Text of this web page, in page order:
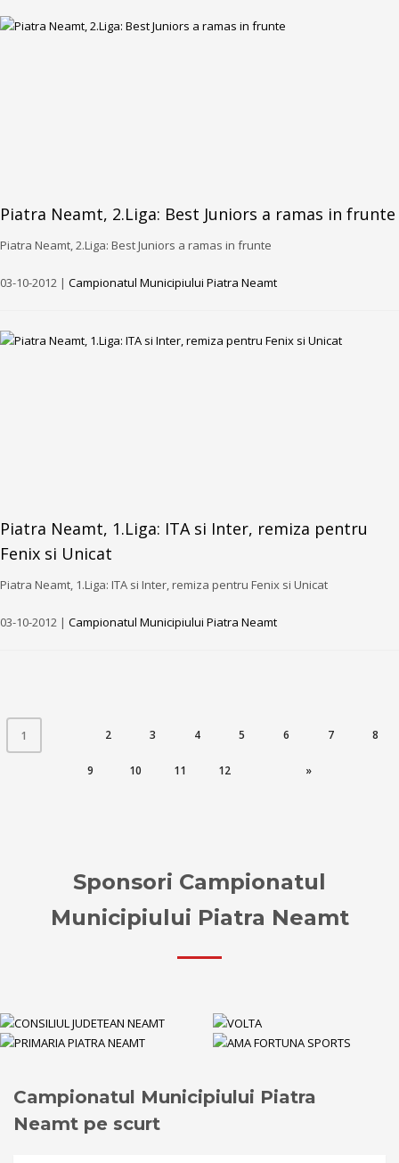
Piatra Neamt, 2.Liga: Best Juniors a ramas in frunte
Piatra Neamt, 2.Liga: Best Juniors a ramas in frunte
03-10-2012 | Campionatul Municipiului Piatra Neamt
Piatra Neamt, 1.Liga: ITA si Inter, remiza pentru
Fenix si Unicat
Piatra Neamt, 1.Liga: ITA si Inter, remiza pentru Fenix si Unicat
03-10-2012 | Campionatul Municipiului Piatra Neamt
1 2 3 4 5 6 7 8
9 10 11 12 »
Sponsori Campionatul
Municipiului Piatra Neamt
Campionatul Municipiului Piatra
Neamt pe scurt